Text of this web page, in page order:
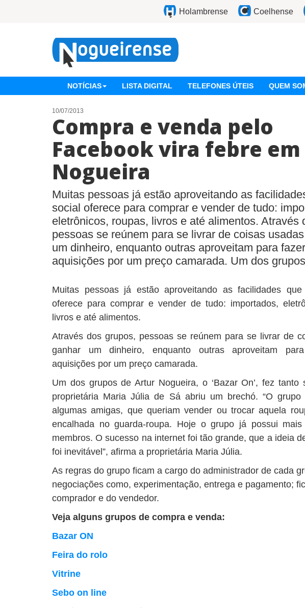
Holambrense Coelhense
NOTÍCIAS LISTA DIGITAL TELEFONES ÚTEIS QUEM
10/07/2013
Compra e venda pelo
Facebook vira febre
Nogueira
Muitas pessoas já estão aproveitando as
social oferece para comprar e vender de tudo:
eletrônicos, roupas, livros e até alimentos. Através
pessoas se reúnem para se livrar de coisas
um dinheiro, enquanto outras aproveitam para
aquisições por um preço camarada. Um dos
Muitas pessoas já estão aproveitando as facilidades
oferece para comprar e vender de tudo: importados,
livros e até alimentos.
Através dos grupos, pessoas se reúnem para se livrar de
ganhar um dinheiro, enquanto outras aproveitam
aquisições por um preço camarada.
Um dos grupos de Artur Nogueira, o ‘Bazar On’, fez tanto
proprietária Maria Júlia de Sá abriu um brechó. “O grupo
algumas amigas, que queriam vender ou trocar aquela
encalhada no guarda-roupa. Hoje o grupo já possui
membros. O sucesso na internet foi tão grande, que a ideia
foi inevitável”, afirma a proprietária Maria Júlia.
As regras do grupo ficam a cargo do administrador de cada
negociações como, experimentação, entrega e pagamento;
comprador e do vendedor.
Veja alguns grupos de compra e venda:
Bazar ON
Feira do rolo
Vitrine
Sebo on line